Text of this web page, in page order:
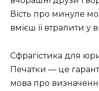
Вість про минуле
вмієш її втрапити у
Сфрагістика для
Печатки — це
мова про